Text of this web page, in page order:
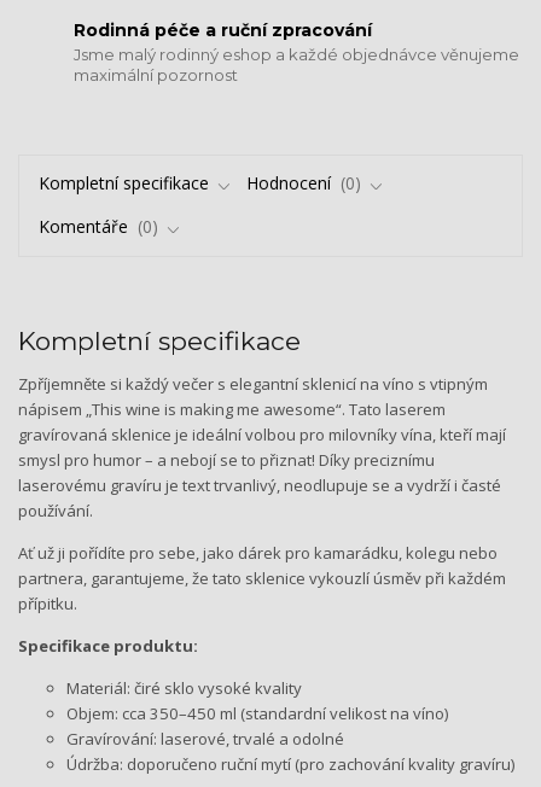
​​​​​​​Rodinná péče a ruční zpracování
Jsme malý rodinný eshop a každé objednávce věnujeme
maximální pozornost
Kompletní specifikace Hodnocení
0
Komentáře
0
Kompletní specifikace
Zpříjemněte si každý večer s elegantní sklenicí na víno s vtipným
nápisem „This wine is making me awesome“. Tato laserem
gravírovaná sklenice je ideální volbou pro milovníky vína, kteří mají
smysl pro humor – a nebojí se to přiznat! Díky preciznímu
laserovému gravíru je text trvanlivý, neodlupuje se a vydrží i časté
používání.
Ať už ji pořídíte pro sebe, jako dárek pro kamarádku, kolegu nebo
partnera, garantujeme, že tato sklenice vykouzlí úsměv při každém
přípitku.
Specifikace produktu:
Materiál: čiré sklo vysoké kvality
Objem: cca 350–450 ml (standardní velikost na víno)
Gravírování: laserové, trvalé a odolné
Údržba: doporučeno ruční mytí (pro zachování kvality gravíru)